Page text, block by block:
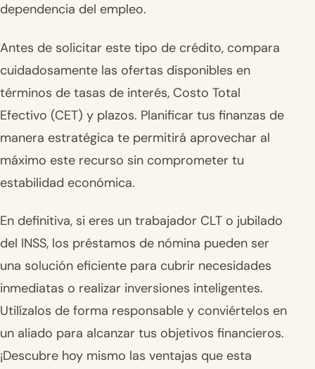
dependencia del empleo.
Antes de solicitar este tipo de crédito, compara
cuidadosamente las ofertas disponibles en
términos de tasas de interés, Costo Total
Efectivo (CET) y plazos. Planificar tus finanzas de
manera estratégica te permitirá aprovechar al
máximo este recurso sin comprometer tu
estabilidad económica.
En definitiva, si eres un trabajador CLT o jubilado
del INSS, los préstamos de nómina pueden ser
una solución eficiente para cubrir necesidades
inmediatas o realizar inversiones inteligentes.
Utilízalos de forma responsable y conviértelos en
un aliado para alcanzar tus objetivos financieros.
¡Descubre hoy mismo las ventajas que esta